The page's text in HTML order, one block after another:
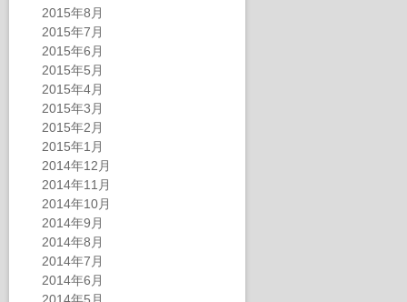
2015年8月
2015年7月
2015年6月
2015年5月
2015年4月
2015年3月
2015年2月
2015年1月
2014年12月
2014年11月
2014年10月
2014年9月
2014年8月
2014年7月
2014年6月